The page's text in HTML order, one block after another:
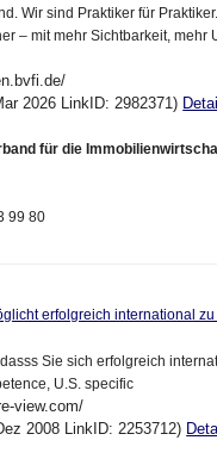
Wir sind Praktiker für
– mit mehr Sichtbarkeit, mehr
2026 LinkID: 2982371)
für die
99 80
erfolgreich international
Sie sich erfolgreich
U.S. specific
view.com/
2008 LinkID: 2253712)